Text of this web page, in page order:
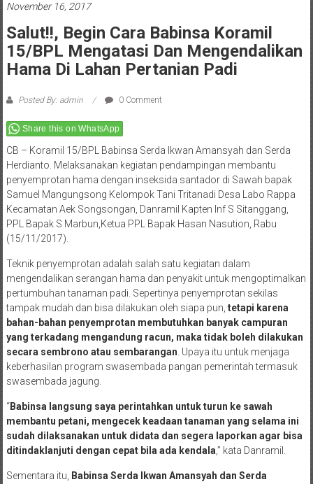
November 16, 2017
Salut!!, Begin Cara Babinsa Koramil
15/BPL Mengatasi Dan Mengendalikan
Hama Di Lahan Pertanian Padi
Posted By: admin 0 Comment
Share this on WhatsApp
CB – Koramil 15/BPL Babinsa Serda Ikwan Amansyah dan Serda
Herdianto. Melaksanakan kegiatan pendampingan membantu
penyemprotan hama dengan inseksida santador di Sawah bapak
Samuel Mangungsong Kelompok Tani Tritanadi Desa Labo Rappa
Kecamatan Aek Songsongan, Danramil Kapten Inf S Sitanggang,
PPL Bapak S Marbun,Ketua PPL Bapak Hasan Nasution, Rabu
(15/11/2017).
Teknik penyemprotan adalah salah satu kegiatan dalam
mengendalikan serangan hama dan penyakit untuk mengoptimalkan
pertumbuhan tanaman padi. Sepertinya penyemprotan sekilas
tampak mudah dan bisa dilakukan oleh siapa pun, tetapi karena
bahan-bahan penyemprotan membutuhkan banyak campuran
yang terkadang mengandung racun, maka tidak boleh dilakukan
secara sembrono atau sembarangan. Upaya itu untuk menjaga
keberhasilan program swasembada pangan pemerintah termasuk
swasembada jagung.
“Babinsa langsung saya perintahkan untuk turun ke sawah
membantu petani, mengecek keadaan tanaman yang selama ini
sudah dilaksanakan untuk didata dan segera laporkan agar bisa
ditindaklanjuti dengan cepat bila ada kendala,” kata Danramil.
Sementara itu, Babinsa Serda Ikwan Amansyah dan Serda